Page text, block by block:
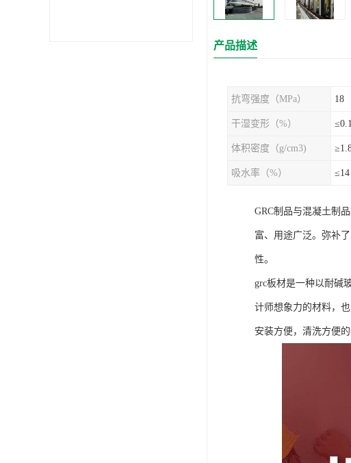
产品描述
抗弯强度（MPa） 18
干湿变形（%）
体积密度（g/cm3)
吸水率（%） ≤14
GRC制品与混凝土制
富、用途广泛。弥补
性。
grc板材是一种以耐碱
计师想象力的材料，
安装方便，清洗方便的